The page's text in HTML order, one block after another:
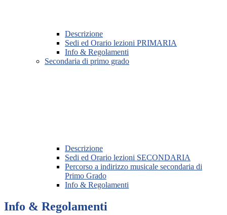
Descrizione
Sedi ed Orario lezioni PRIMARIA
Info & Regolamenti
Secondaria di primo grado
Descrizione
Sedi ed Orario lezioni SECONDARIA
Percorso a indirizzo musicale secondaria di
Primo Grado
Info & Regolamenti
Info & Regolamenti